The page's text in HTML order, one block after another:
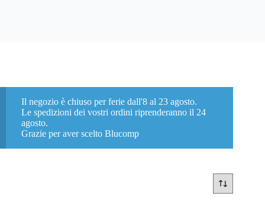
Il negozio è chiuso per ferie dall'8 al 23 agosto.
Le spedizioni dei vostri ordini riprenderanno il 24
agosto.
Grazie per aver scelto Blucomp